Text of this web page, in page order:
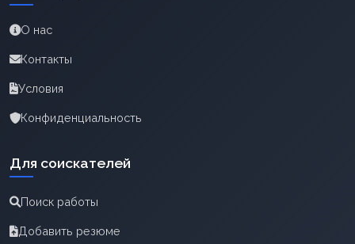
О нас
Контакты
Условия
Конфиденциальность
Для соискателей
Поиск работы
Добавить резюме